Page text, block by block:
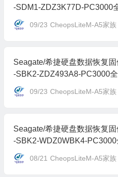
-SDM1-ZDZ3K77D-PC3000
09/23 CheopsLiteM-A5家族
Seagate/希捷硬盘数据恢复
-SBK2-ZDZ493A8-PC3000
09/23 CheopsLiteM-A5家族
Seagate/希捷硬盘数据恢复
-SBK2-WDZ0WBK4-PC3000
08/21 CheopsLiteM-A5家族